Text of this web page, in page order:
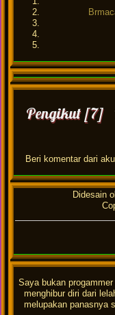
Pengikut [7]
Beri komentar dari
Didesain
Saya bukan
menghibur diri dari
melupakan panasnya